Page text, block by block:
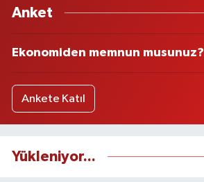
Anket
Ekonomiden memnun musunuz?
Ankete Katıl
Yükleniyor...